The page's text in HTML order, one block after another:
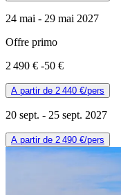
24 mai - 29 mai 2027
Offre primo
2 490 € -50 €
A partir de 2 440 €/pers
20 sept. - 25 sept. 2027
A partir de 2 490 €/pers